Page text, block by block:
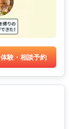
体験・相談予約